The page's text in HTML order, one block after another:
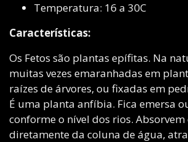
Temperatura: 16 a 30C
Características:
Os Fetos são plantas epífitas. Na
muitas vezes emaranhadas em
raízes de árvores, ou fixadas em
É uma planta anfíbia. Fica emersa
conforme o nível dos rios.
diretamente da coluna de água,